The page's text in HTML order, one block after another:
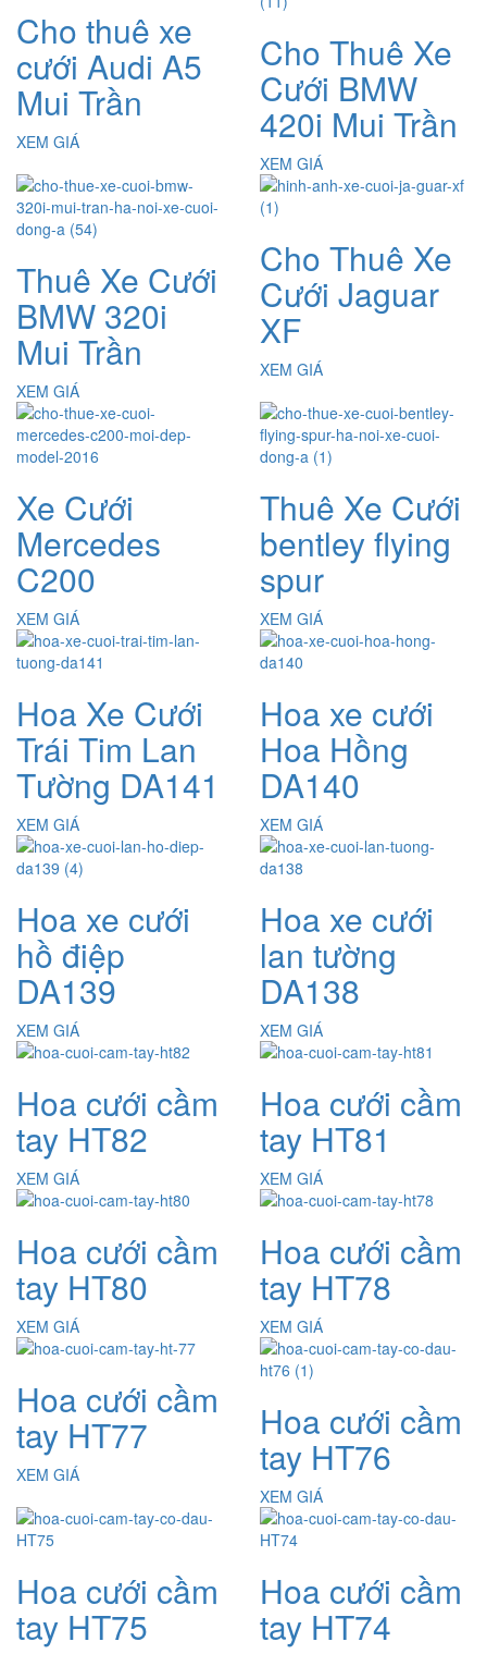
Cho thuê xe
cưới Audi A5
Mui Trần
XEM GIÁ
Cho Thuê Xe
Cưới BMW
420i Mui Trần
XEM GIÁ
Thuê Xe Cưới
BMW 320i
Mui Trần
XEM GIÁ
Cho Thuê Xe
Cưới Jaguar
XF
XEM GIÁ
Xe Cưới
Mercedes
C200
XEM GIÁ
Thuê Xe Cưới
bentley flying
spur
XEM GIÁ
Hoa Xe Cưới
Trái Tim Lan
Tường DA141
XEM GIÁ
Hoa xe cưới
Hoa Hồng
DA140
XEM GIÁ
Hoa xe cưới
hồ điệp
DA139
XEM GIÁ
Hoa xe cưới
lan tường
DA138
XEM GIÁ
Hoa cưới cầm
tay HT82
XEM GIÁ
Hoa cưới cầm
tay HT81
XEM GIÁ
Hoa cưới cầm
tay HT80
XEM GIÁ
Hoa cưới cầm
tay HT78
XEM GIÁ
Hoa cưới cầm
tay HT77
XEM GIÁ
Hoa cưới cầm
tay HT76
XEM GIÁ
Hoa cưới cầm
tay HT75
Hoa cưới cầm
tay HT74